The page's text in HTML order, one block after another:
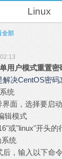
Linux
全部
用户模式重置密
决CentOS密码
统
面，选择要启
辑模式
或"linux"开头
统
后，输入以下命